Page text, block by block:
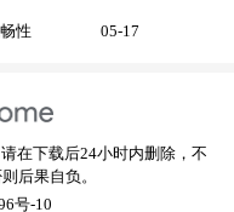
性 05-17
在下载后24小时内删除，不
后果自负。
号-10